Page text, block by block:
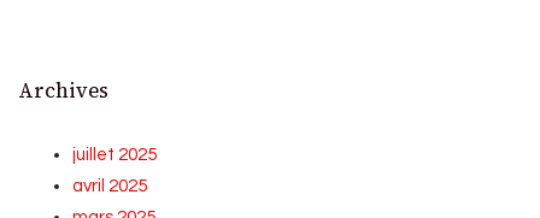
Archives
juillet 2025
avril 2025